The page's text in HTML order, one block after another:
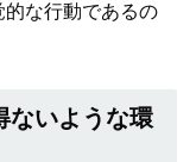
な行動であるの
ないような環